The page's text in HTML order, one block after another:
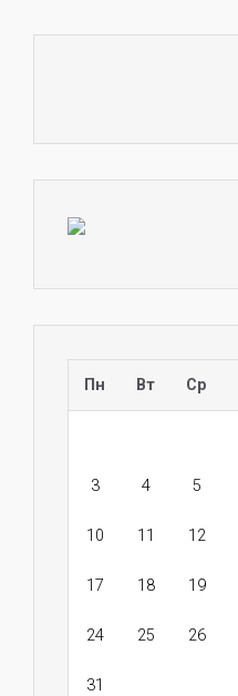
Пн Вт Ср
3 4 5
10 11 12
17 18 19
24 25 26
31